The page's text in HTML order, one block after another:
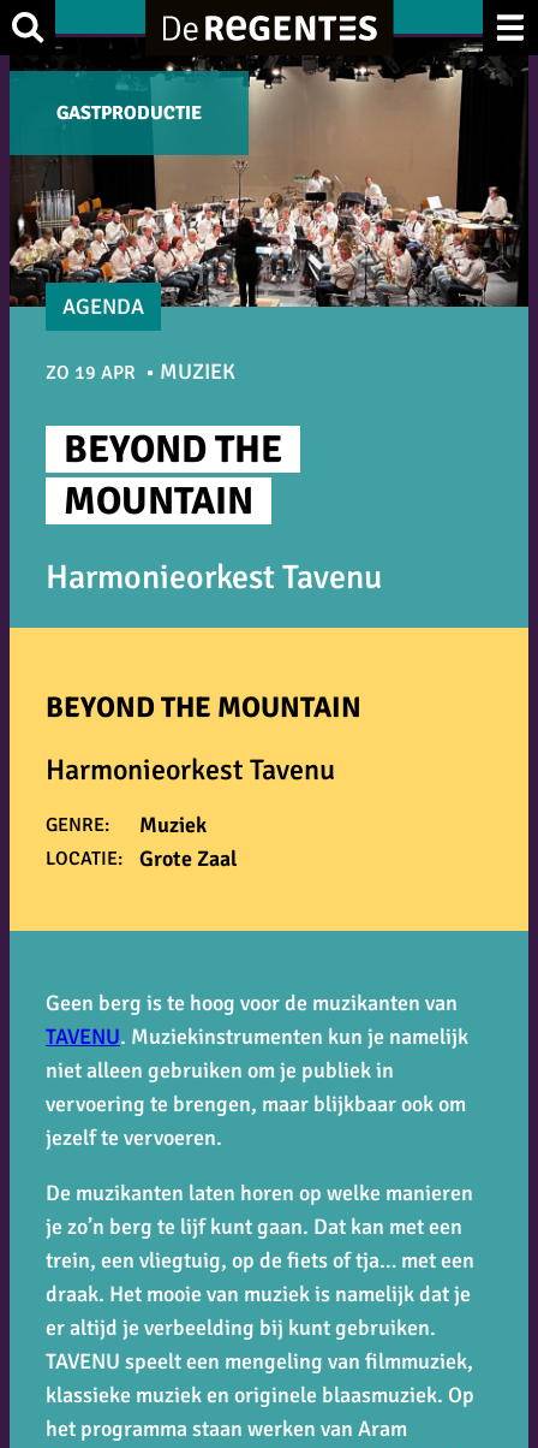
Ga
naar
inhoudGASTPRODUCTIE
AGENDA
ZO 19 APR MUZIEK
BEYOND THE
MOUNTAIN
Harmonieorkest Tavenu
Geen berg is te hoog voor de muzikanten van
TAVENU. Muziekinstrumenten kun je namelijk
niet alleen gebruiken om je publiek in
vervoering te brengen, maar blijkbaar ook om
jezelf te vervoeren.
De muzikanten laten horen op welke manieren
je zo’n berg te lijf kunt gaan. Dat kan met een
trein, een vliegtuig, op de fiets of tja… met een
draak. Het mooie van muziek is namelijk dat je
er altijd je verbeelding bij kunt gebruiken.
TAVENU speelt een mengeling van filmmuziek,
klassieke muziek en originele blaasmuziek. Op
het programma staan werken van Aram
GASTPRODUCTIE
BEYOND THE MOUNTAIN
Harmonieorkest Tavenu
GENRE: Muziek
LOCATIE: Grote Zaal